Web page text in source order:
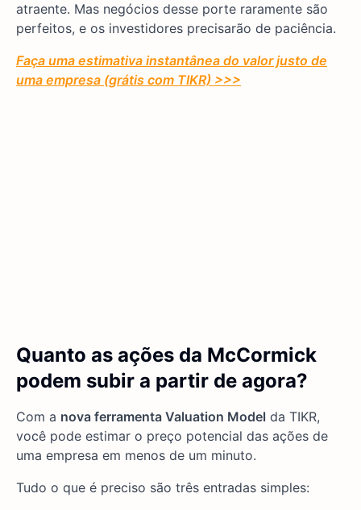
atraente. Mas negócios desse porte raramente são
perfeitos, e os investidores precisarão de paciência.
Faça uma estimativa instantânea do valor justo de
uma empresa (grátis com TIKR) >>>
Quanto as ações da McCormick
podem subir a partir de agora?
Com a nova ferramenta Valuation Model da TIKR,
você pode estimar o preço potencial das ações de
uma empresa em menos de um minuto.
Tudo o que é preciso são três entradas simples: